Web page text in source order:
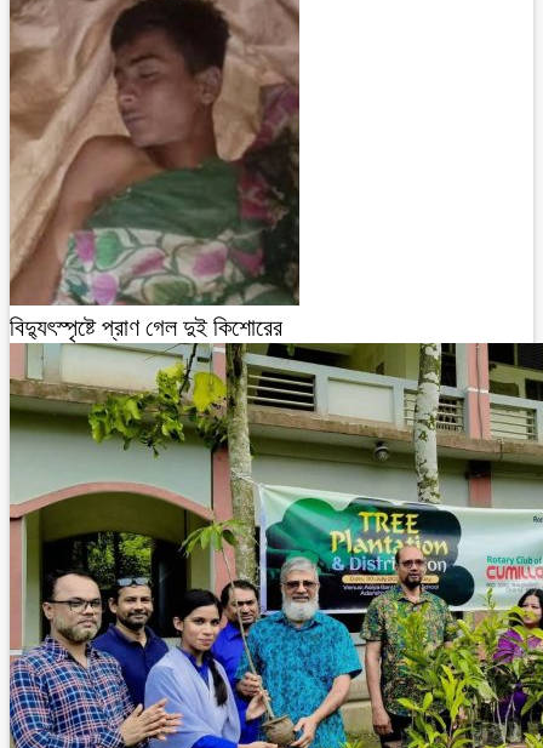
বিদ্যুৎস্পৃষ্টে প্রাণ গেল দুই কিশোরের